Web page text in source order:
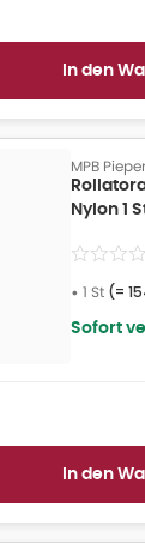
In den
MPB Pieper
Nylon 1
• 1 St (=
Sofort
In den